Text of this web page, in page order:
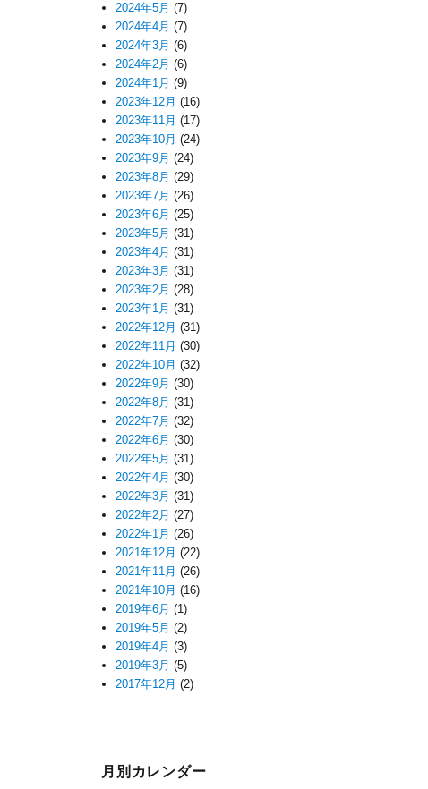
2024年5月 (7)
2024年4月 (7)
2024年3月 (6)
2024年2月 (6)
2024年1月 (9)
2023年12月 (16)
2023年11月 (17)
2023年10月 (24)
2023年9月 (24)
2023年8月 (29)
2023年7月 (26)
2023年6月 (25)
2023年5月 (31)
2023年4月 (31)
2023年3月 (31)
2023年2月 (28)
2023年1月 (31)
2022年12月 (31)
2022年11月 (30)
2022年10月 (32)
2022年9月 (30)
2022年8月 (31)
2022年7月 (32)
2022年6月 (30)
2022年5月 (31)
2022年4月 (30)
2022年3月 (31)
2022年2月 (27)
2022年1月 (26)
2021年12月 (22)
2021年11月 (26)
2021年10月 (16)
2019年6月 (1)
2019年5月 (2)
2019年4月 (3)
2019年3月 (5)
2017年12月 (2)
月別カレンダー